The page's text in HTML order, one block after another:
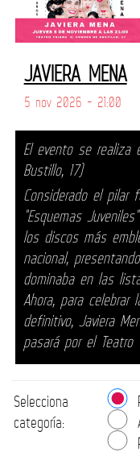
JAVIERA MENA
5 nov 2026 - 21:00
El evento se realiza
Bustillo, 17)
Considerado el pilar
"Esquemas
los discos más
nacional,
dominaba en las
Ahora, para
definitivo, Javiera
pasará por el Teatro
Selecciona
categoría: